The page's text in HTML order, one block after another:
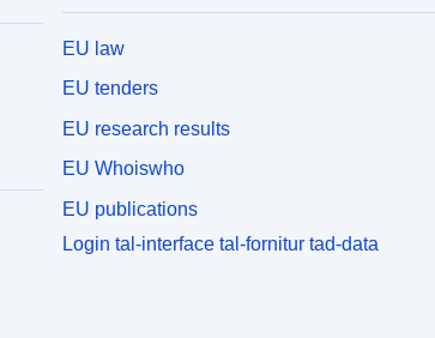
EU law
EU tenders
EU research results
EU Whoiswho
EU publications
Login tal-interface tal-fornitur tad-data